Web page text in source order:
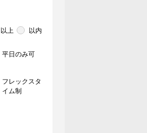
以上 以内
平日のみ可
フレックスタ
イム制